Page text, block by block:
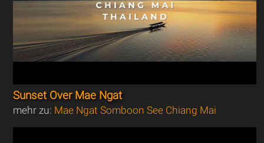
Sunset Over Mae Ngat
mehr zu: Mae Ngat Somboon See Chiang Mai